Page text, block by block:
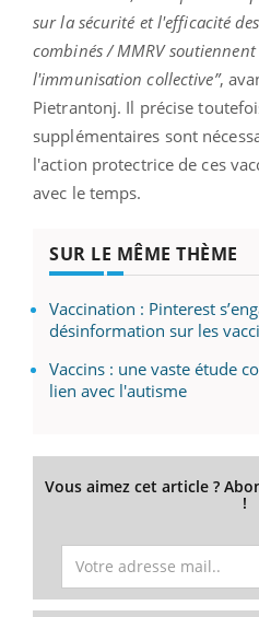
sur la sécurité et l'efficacité
combinés / MMRV
l'immunisation collective”,
Pietrantonj. Il précise
supplémentaires sont
l'action protectrice de ces
avec le temps.
SUR LE MÊME THÈME
Vaccination : Pinterest
désinformation sur les
Vaccins : une vaste étude
lien avec l'autisme
Vous aimez cet article ?
!